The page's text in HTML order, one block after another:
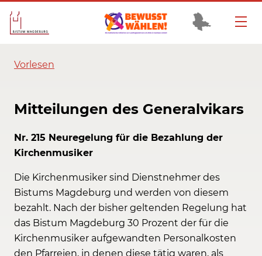
Vorlesen
Mitteilungen des Generalvikars
Nr. 215 Neuregelung für die Bezahlung der
Kirchenmusiker
Die Kirchenmusiker sind Dienstnehmer des
Bistums Magdeburg und werden von diesem
bezahlt. Nach der bisher geltenden Regelung hat
das Bistum Magdeburg 30 Prozent der für die
Kirchenmusiker aufgewandten Personalkosten
den Pfarreien, in denen diese tätig waren, als